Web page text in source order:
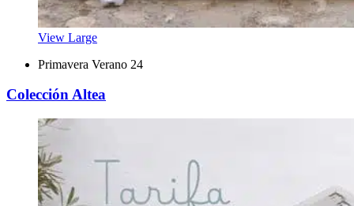
View Large
Primavera Verano 24
Colección Altea